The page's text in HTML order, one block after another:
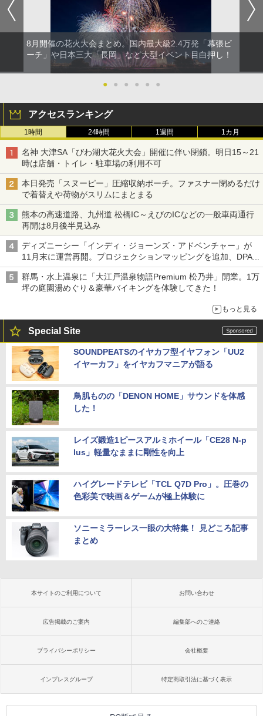
8月開催の花火大会まとめ。国内最大級2.4万発「幕張ビ
ーチ」や日本三大「長岡」など大型イベント目白押し！
● ● ● ● ● ●
アクセスランキング
1時間 24時間 1週間 1カ月
名神 大津SA「びわ湖大花火大会」開催に伴い閉鎖。明日15～21
時は店舗・トイレ・駐車場の利用不可
本日発売「スヌーピー」圧縮収納ポーチ。ファスナー閉めるだけ
で着替えや荷物がスリムにまとまる
熊本の高速道路、九州道 松橋IC～えびのICなどの一般車両通行
再開は8月後半見込み
ディズニーシー「インディ・ジョーンズ・アドベンチャー」が
11月末に運営再開。プロジェクションマッピングを追加、DPA
は1500円
群馬・水上温泉に「大江戸温泉物語Premium 松乃井」開業。1万
坪の庭園湯めぐり＆豪華バイキングを体験してきた！
もっと見る
Special Site
SOUNDPEATSのイヤカフ型イヤフォン「UU2
イヤーカフ」をイヤカフマニアが語る
鳥肌ものの「DENON HOME」サウンドを体感
した！
レイズ鍛造1ピースアルミホイール「CE28 N-p
lus」軽量なままに剛性を向上
ハイグレードテレビ「TCL Q7D Pro」。圧巻の
色彩美で映画＆ゲームが極上体験に
ソニーミラーレス一眼の大特集！ 見どころ記事
まとめ
本サイトのご利用について お問い合わせ
広告掲載のご案内 編集部へのご連絡
プライバシーポリシー 会社概要
インプレスグループ 特定商取引法に基づく表示